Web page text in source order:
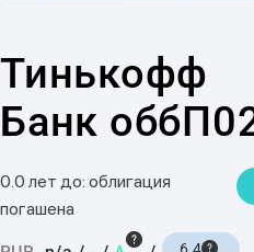
Тинькофф
Банк
0.0 лет до: облигация
погашена